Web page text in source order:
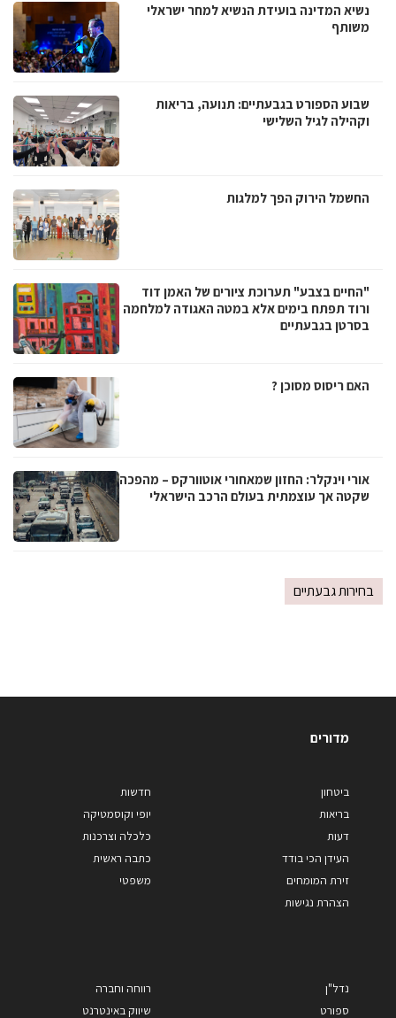
נשיא המדינה בועידת הנשיא למחר ישראלי
משותף
שבוע הספורט בגבעתיים: תנועה, בריאות
וקהילה לגיל השלישי
החשמל הירוק הפך למלגות
"החיים בצבע" תערוכת ציורים של האמן דוד
ורוד תפתח בימים אלא במטה האגודה למלחמה
בסרטן בגבעתיים
האם ריסוס מסוכן ?
אורי וינקלר: החזון שמאחורי אוטוורקס – מהפכה
שקטה אך עוצמתית בעולם הרכב הישראלי
בחירות גבעתיים
מדורים
ביטחון
בריאות
דעות
העידן הכי בודד
זירת המומחים
הצהרת נגישות
חדשות
יופי וקוסמטיקה
כלכלה וצרכנות
כתבה ראשית
משפטי
נדל"ן
ספורט
רווחה וחברה
שיווק באינטרנט